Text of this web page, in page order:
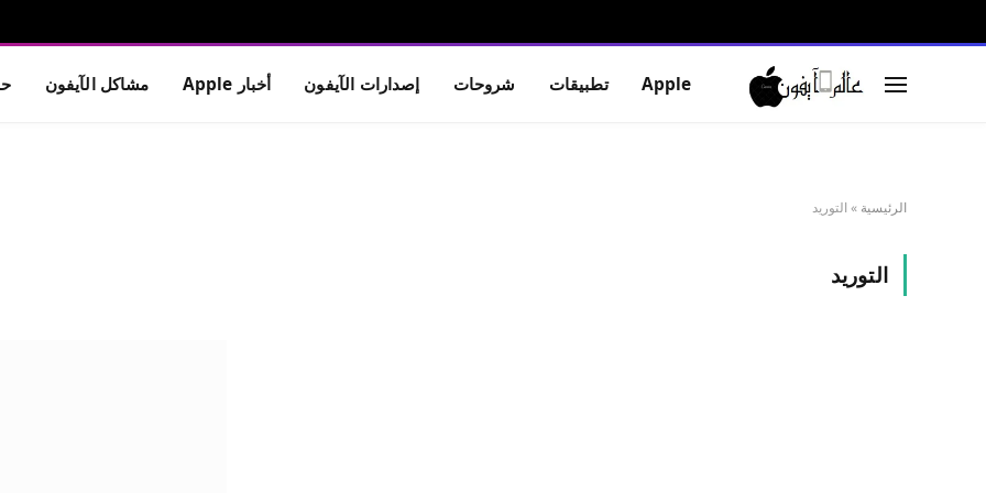
Apple تطبيقات شروحات إصدارات الآيفون أخبار Apple مشاكل الآيفون
الرئيسية » التوريد
التوريد